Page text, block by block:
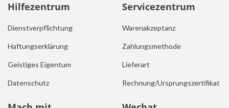
Hilfezentrum
Dienstverpflichtung
Haftungserklärung
Geistiges Eigentum
Datenschutz
Servicezentrum
Warenakzeptanz
Zahlungsmethode
Lieferart
Rechnung/Ursprungszertifikat